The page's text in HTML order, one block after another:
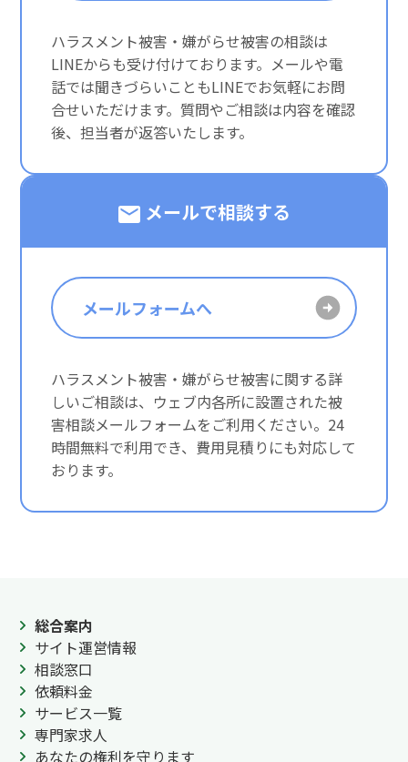
ハラスメント被害・嫌がらせ被害の相談は
LINEからも受け付けております。メールや電
話では聞きづらいこともLINEでお気軽にお問
合せいただけます。質問やご相談は内容を確認
後、担当者が返答いたします。
メールで相談する
メールフォームへ
ハラスメント被害・嫌がらせ被害に関する詳
しいご相談は、ウェブ内各所に設置された被
害相談メールフォームをご利用ください。24
時間無料で利用でき、費用見積りにも対応して
おります。
総合案内
サイト運営情報
相談窓口
依頼料金
サービス一覧
専門家求人
あなたの権利を守ります